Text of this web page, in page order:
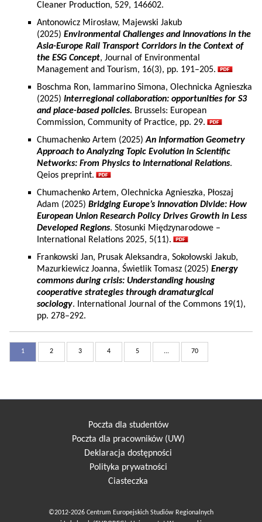
Cleaner Production, 529, 146602.
Antonowicz Mirosław, Majewski Jakub
(2025) Environmental Challenges and Innovations in the
Asia-Europe Rail Transport Corridors in the Context of
the ESG Concept, Journal of Environmental
Management and Tourism, 16(3), pp. 191–205.
Boschma Ron, Iammarino Simona, Olechnicka Agnieszka
(2025) Interregional collaboration: opportunities for S3
and place-based policies. Brussels: European
Commission, Community of Practice, pp. 29.
Chumachenko Artem (2025)An Information Geometry
Approach to Analyzing Topic Evolution in Scientific
Networks: From Physics to International Relations.
Qeios preprint.
Chumachenko Artem, Olechnicka Agnieszka, Płoszaj
Adam (2025) Bridging Europe’s Innovation Divide: How
European Union Research Policy Drives Growth in Less
Developed Regions. Stosunki Międzynarodowe –
International Relations 2025, 5(11).
Frankowski Jan, Prusak Aleksandra, Sokołowski Jakub,
Mazurkiewicz Joanna, Świetlik Tomasz (2025) Energy
commons during crisis: Understanding housing
cooperative strategies through dramaturgical
sociology. International Journal of the Commons 19(1),
pp. 278–292.
1 2 3 4 5 ... 70
Poczta dla studentów
Poczta dla pracowników (UW)
Deklaracja dostępności
Polityka prywatności
Ciasteczka
©2012-2026 Centrum Europejskich Studiów Regionalnych